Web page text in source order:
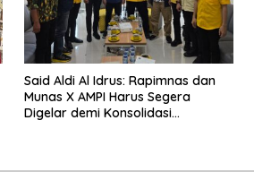
Said Aldi Al Idrus: Rapimnas dan
Munas X AMPI Harus Segera
Digelar demi Konsolidasi